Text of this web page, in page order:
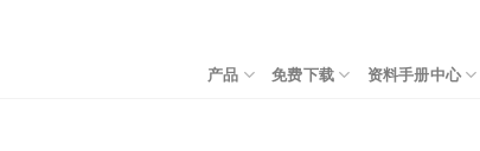
产品 免费下载 资料手册中心